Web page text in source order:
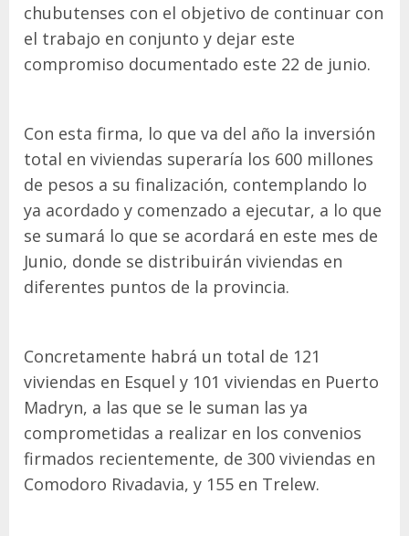
chubutenses con el objetivo de continuar con
el trabajo en conjunto y dejar este
compromiso documentado este 22 de junio.
Con esta firma, lo que va del año la inversión
total en viviendas superaría los 600 millones
de pesos a su finalización, contemplando lo
ya acordado y comenzado a ejecutar, a lo que
se sumará lo que se acordará en este mes de
Junio, donde se distribuirán viviendas en
diferentes puntos de la provincia.
Concretamente habrá un total de 121
viviendas en Esquel y 101 viviendas en Puerto
Madryn, a las que se le suman las ya
comprometidas a realizar en los convenios
firmados recientemente, de 300 viviendas en
Comodoro Rivadavia, y 155 en Trelew.